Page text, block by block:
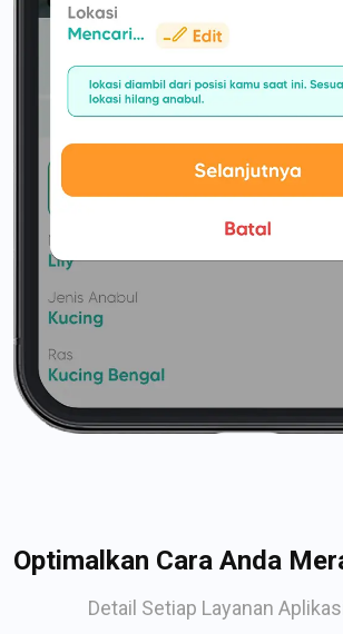
Optimalkan Cara Anda
Detail Setiap Layanan